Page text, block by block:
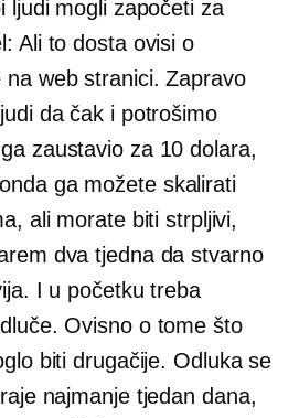
ljudi mogli započeti za
Ali to dosta ovisi o
web stranici. Zapravo
da čak i potrošimo
zaustavio za 10 dolara,
ga možete skalirati
ali morate biti strpljivi,
dva tjedna da stvarno
I u početku treba
Ovisno o tome što
biti drugačije. Odluka se
najmanje tjedan dana,